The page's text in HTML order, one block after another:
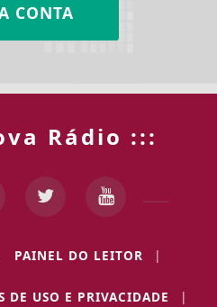
CONTA
Rádio :::
PAINEL DO LEITOR |
DE USO E PRIVACIDADE |